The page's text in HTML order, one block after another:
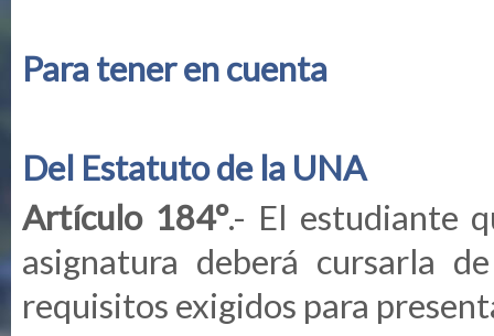
Para tener en cuenta
Del Estatuto de la UNA
Artículo 184º.- El estudiante
asignatura deberá cursarla
requisitos exigidos para